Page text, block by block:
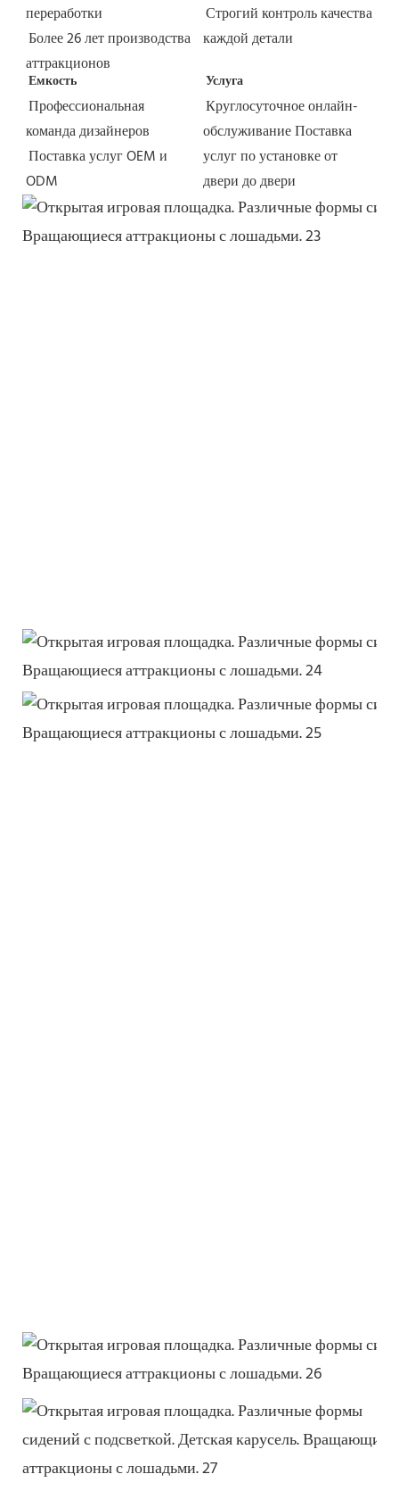
переработки
Более 26 лет производства
аттракционов
Строгий контроль качества
каждой детали
Емкость
Профессиональная
команда дизайнеров
Поставка услуг OEM и
ODM
Услуга
Круглосуточное онлайн-
обслуживаниеПоставка
услуг по установке от
двери до двери